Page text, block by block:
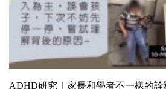
ADHD研究｜家長和學者不一樣的